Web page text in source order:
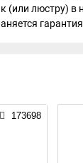
(или люстру) в
173698